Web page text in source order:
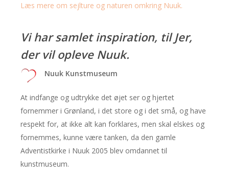
Læs mere om sejlture og naturen omkring Nuuk.
Vi har samlet inspiration, til Jer,
der vil opleve Nuuk.
Nuuk Kunstmuseum
At indfange og udtrykke det øjet ser og hjertet
fornemmer i Grønland, i det store og i det små, og have
respekt for, at ikke alt kan forklares, men skal elskes og
fornemmes, kunne være tanken, da den gamle
Adventistkirke i Nuuk 2005 blev omdannet til
kunstmuseum.